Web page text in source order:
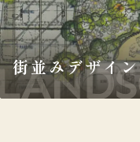
街並みデザイン